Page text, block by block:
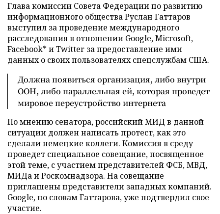
Глава комиссии Совета Федерации по развитию
информационного общества Руслан Гаттаров
выступил за проведение международного
расследования в отношении Google, Microsoft,
Facebook* и Twitter за предоставление ими
данных о своих пользователях спецслужбам США.
Должна появиться организация, либо внутри
ООН, либо параллельная ей, которая проведет
мировое переустройство интернета
По мнению сенатора, российский МИД в данной
ситуации должен написать протест, как это
сделали немецкие коллеги. Комиссия в среду
проведет специальное совещание, посвященное
этой теме, с участием представителей ФСБ, МВД,
МИДа и Роскомнадзора. На совещание
приглашены представители западных компаний.
Google, по словам Гаттарова, уже подтвердил свое
участие.